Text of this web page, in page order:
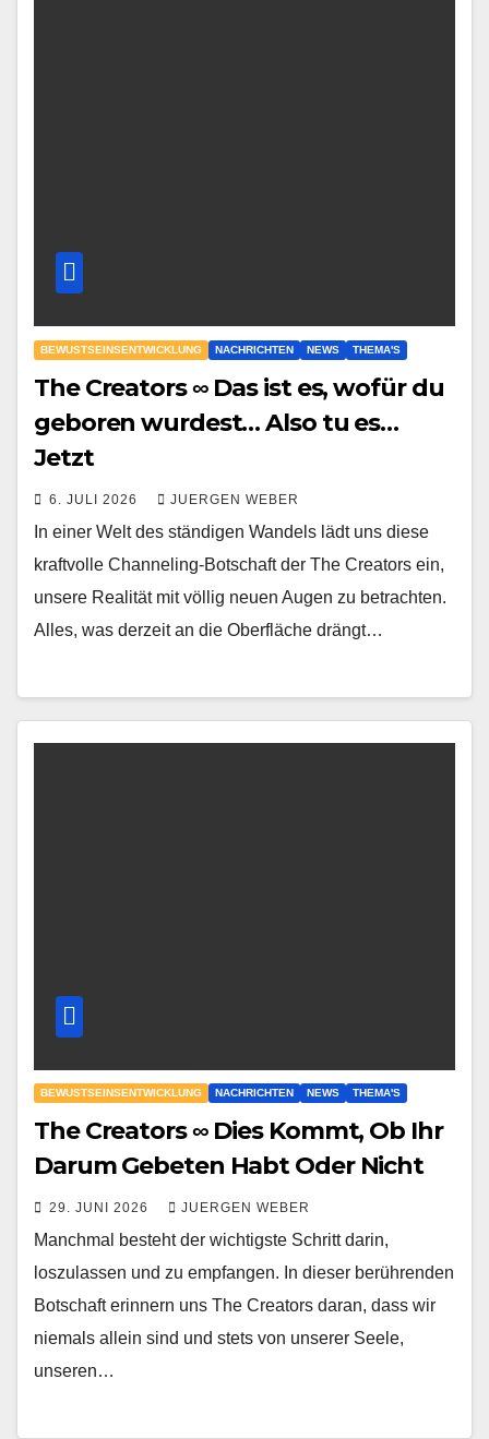
BEWUSTSEINSENTWICKLUNG NACHRICHTEN NEWS THEMA'S
The Creators ∞ Das ist es, wofür du
geboren wurdest… Also tu es…
Jetzt
6. JULI 2026 JUERGEN WEBER
In einer Welt des ständigen Wandels lädt uns diese
kraftvolle Channeling-Botschaft der The Creators ein,
unsere Realität mit völlig neuen Augen zu betrachten.
Alles, was derzeit an die Oberfläche drängt…
BEWUSTSEINSENTWICKLUNG NACHRICHTEN NEWS THEMA'S
The Creators ∞ Dies Kommt, Ob Ihr
Darum Gebeten Habt Oder Nicht
29. JUNI 2026 JUERGEN WEBER
Manchmal besteht der wichtigste Schritt darin,
loszulassen und zu empfangen. In dieser berührenden
Botschaft erinnern uns The Creators daran, dass wir
niemals allein sind und stets von unserer Seele,
unseren…